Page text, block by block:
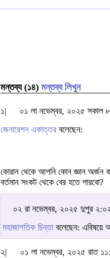
মন্তব্য (১৪) মন্তব্য লিখুন
১|
০১ লা নভেম্বর, ২০২৫ সকাল
জেনারেশন একাত্তর বলেছেন:
কোরান থেকে আপনি কোন জ্ঞান অর্জন
বর্তমান সংকট থেকে বের হতে পারবো?
০২ রা নভেম্বর, ২০২৫ দুপুর
মহাজাগতিক চিন্তাবলেছেন: এবিষয়ে
২|
০১ লা নভেম্বর, ২০২৫ রাত